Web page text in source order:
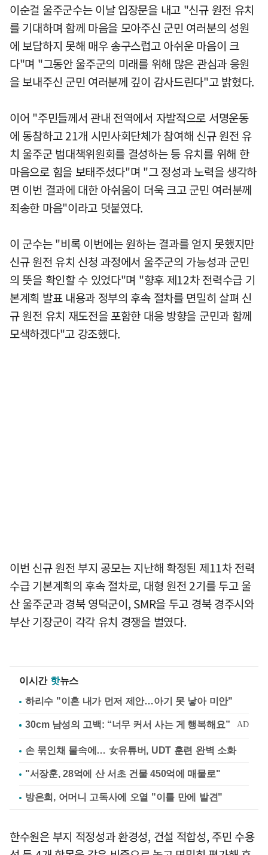
이순걸 울주군수는 이날 입장문을 내고 "신규 원전 유치
를 기대하며 함께 마음을 모아주신 군민 여러분의 성원
에 보답하지 못해 매우 송구스럽고 아쉬운 마음이 크
다"며 "그동안 울주군의 미래를 위해 많은 관심과 응원
을 보내주신 군민 여러분께 깊이 감사드린다"고 밝혔다.
이어 "주민들께서 관내 전역에서 자발적으로 서명운동
에 동참하고 21개 시민사회단체가 참여해 신규 원전 유
치 울주군 범대책위원회를 결성하는 등 유치를 위해 한
마음으로 힘을 보태주셨다"며 "그 정성과 노력을 생각하
면 이번 결과에 대한 아쉬움이 더욱 크고 군민 여러분께
죄송한 마음"이라고 덧붙였다.
이 군수는 "비록 이번에는 원하는 결과를 얻지 못했지만
신규 원전 유치 신청 과정에서 울주군의 가능성과 군민
의 뜻을 확인할 수 있었다"며 "향후 제12차 전력수급 기
본계획 발표 내용과 정부의 후속 절차를 면밀히 살펴 신
규 원전 유치 재도전을 포함한 대응 방향을 군민과 함께
모색하겠다"고 강조했다.
이번 신규 원전 부지 공모는 지난해 확정된 제11차 전력
수급 기본계획의 후속 절차로, 대형 원전 2기를 두고 울
산 울주군과 경북 영덕군이, SMR을 두고 경북 경주시와
부산 기장군이 각각 유치 경쟁을 벌였다.
이시간 핫뉴스
하리수 "이혼 내가 먼저 제안…아기 못 낳아 미안"
손 묶인채 물속에… 女유튜버, UDT 훈련 완벽 소화
"서장훈, 28억에 산 서초 건물 450억에 매물로"
방은희, 어머니 고독사에 오열 "이틀 만에 발견"
한수원은 부지 적정성과 환경성, 건설 적합성, 주민 수용